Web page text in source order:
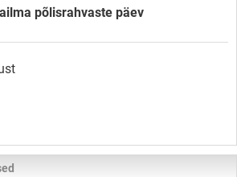
põlisrahvaste päev